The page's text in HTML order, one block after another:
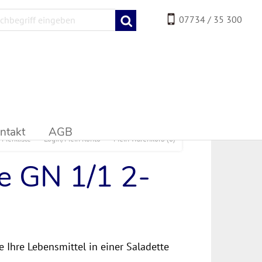
07734 / 35 300
AGB Mein Warenkorb(0)
Login/Mein Konto
Merkliste
GN 1/1 2-
Ihre Lebensmittel in einer Saladette